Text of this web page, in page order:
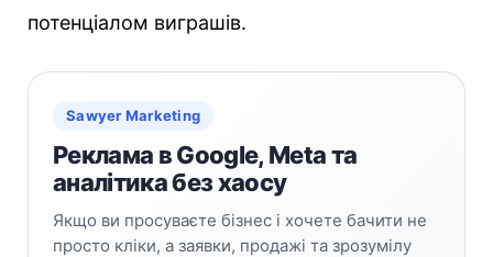
потенціалом виграшів.
Sawyer Marketing
Реклама в Google, Meta та
аналітика без хаосу
Якщо ви просуваєте бізнес і хочете бачити не
просто кліки, а заявки, продажі та зрозумілу